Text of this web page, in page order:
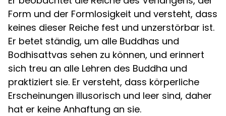
Form und der Formlosigkeit und versteht, dass
keines dieser Reiche fest und unzerstörbar ist.
Er betet ständig, um alle Buddhas und
Bodhisattvas sehen zu können, und erinnert
sich treu an alle Lehren des Buddha und
praktiziert sie. Er versteht, dass körperliche
Erscheinungen illusorisch und leer sind, daher
hat er keine Anhaftung an sie.